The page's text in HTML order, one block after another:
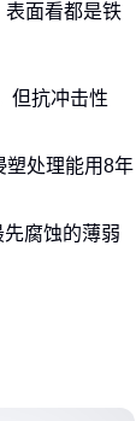
表面看都是铁
但抗冲击性
塑处理能用8年
腐蚀的薄弱
边，会选用